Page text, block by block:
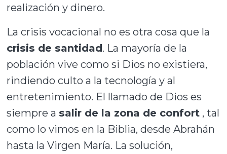
realización y dinero.
La crisis vocacional no es otra cosa que la
crisis de santidad. La mayoría de la
población vive como si Dios no existiera,
rindiendo culto a la tecnología y al
entretenimiento. El llamado de Dios es
siempre a salir de la zona de confort , tal
como lo vimos en la Biblia, desde Abrahán
hasta la Virgen María. La solución,